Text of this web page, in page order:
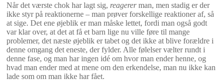
Når det værste chok har lagt sig, reagererman, men stadig er der
ikke styr på reaktionerne – man prøver forskellige reaktioner af, så
at sige. Det ene øjeblik er man måske lettet, fordi man også godt
var klar over, at det at få et barn lige nu ville føre til mange
problemer, det næste øjeblik er tabet og det ikke at blive forældre i
denne omgang det eneste, der fylder. Alle følelser vælter rundt i
denne fase, og man har ingen idé om hvor man ender henne, og
hvad man ender med at mene om den erkendelse, man nu ikke kan
lade som om man ikke har fået.